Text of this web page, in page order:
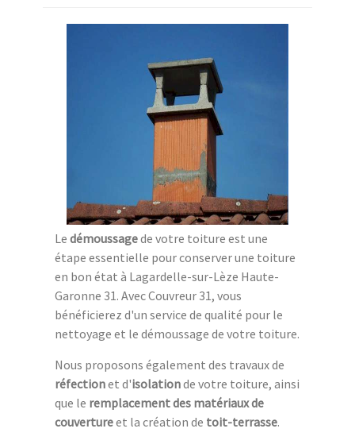
Le démoussagede votre toiture est une
étape essentielle pour conserver une toiture
en bon état à Lagardelle-sur-Lèze Haute-
Garonne 31. Avec Couvreur 31, vous
bénéficierez d'un service de qualité pour le
nettoyage et le démoussage de votre toiture.
Nous proposons également des travaux de
réfectionet d'isolationde votre toiture, ainsi
que le remplacement des matériaux de
couvertureet la création de toit-terrasse.